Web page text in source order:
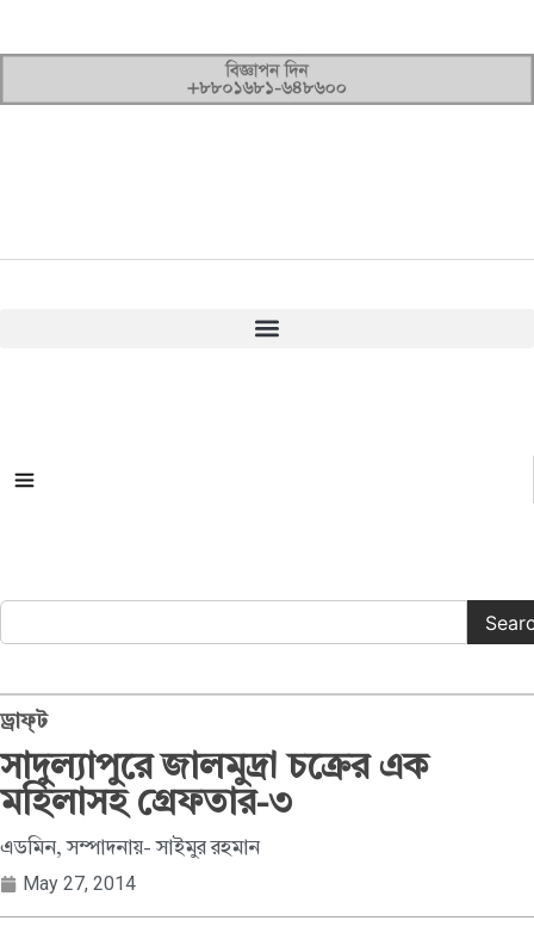
সকল ক্যাটাগরি
ড্রাফ্‌ট
সাদুল্যাপুরে জালমুদ্রা চক্রের এক
মহিলাসহ গ্রেফতার-৩
এডমিন, সম্পাদনায়- সাইমুর রহমান
May 27, 2014